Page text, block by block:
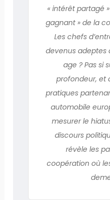
« intérêt partagé
gagnant » de la
Les chefs
devenus adeptes
age ? Pas si
profondeur, et
pratiques
automobile
mesurer le
discours
révèle les
coopération où